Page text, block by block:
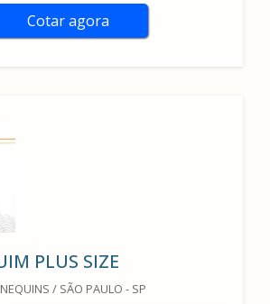
Cotar agora
PLUS SIZE
/ SÃO PAULO - SP